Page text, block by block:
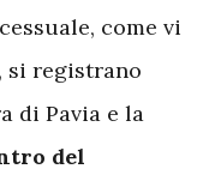
come vi
, si registrano
di Pavia e la
del